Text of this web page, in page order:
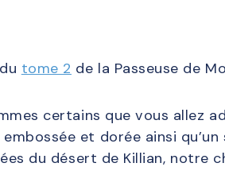
tome 2 de la Passeuse de
certains que vous allez
et dorée ainsi
du désert de Killian, notre